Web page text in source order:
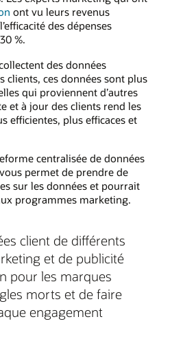
ont vu leurs revenus
des dépenses
%.
des données
clients, ces données sont plus
qui proviennent d’autres
et à jour des clients rend les
efficientes, plus efficaces et
centralisée de données
permet de prendre de
sur les données et pourrait
programmes marketing.
client de différents
et de publicité
pour les marques
morts et de faire
engagement